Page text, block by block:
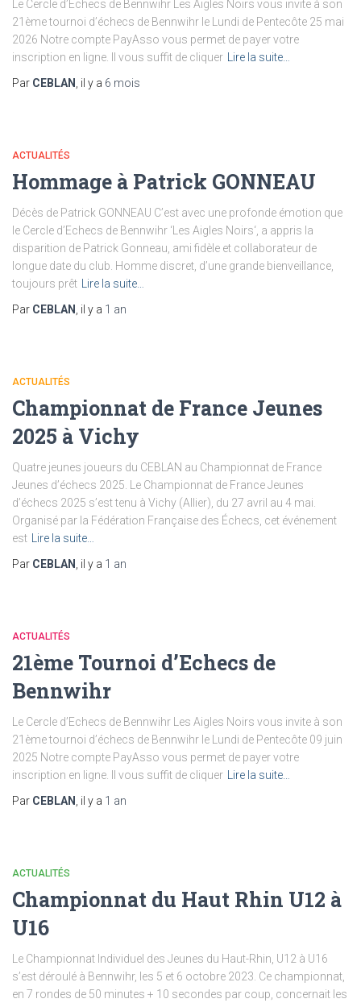
Le Cercle d’Echecs de Bennwihr Les Aigles Noirs vous invite à son
21ème tournoi d’échecs de Bennwihr le Lundi de Pentecôte 25 mai
2026 Notre compte PayAsso vous permet de payer votre
inscription en ligne. Il vous suffit de cliquer
Lire la suite…
Par CEBLAN , il y a 6 mois
ACTUALITÉS
Hommage à Patrick GONNEAU
Décès de Patrick GONNEAU C’est avec une profonde émotion que
le Cercle d’Echecs de Bennwihr ‘Les Aigles Noirs‘, a appris la
disparition de Patrick Gonneau, ami fidèle et collaborateur de
longue date du club. Homme discret, d’une grande bienveillance,
toujours prêt
Lire la suite…
Par CEBLAN , il y a 1 an
ACTUALITÉS
Championnat de France Jeunes
2025 à Vichy
Quatre jeunes joueurs du CEBLAN au Championnat de France
Jeunes d’échecs 2025. Le Championnat de France Jeunes
d’échecs 2025 s’est tenu à Vichy (Allier), du 27 avril au 4 mai.
Organisé par la Fédération Française des Échecs, cet événement
est
Lire la suite…
Par CEBLAN , il y a 1 an
ACTUALITÉS
21ème Tournoi d’Echecs de
Bennwihr
Le Cercle d’Echecs de Bennwihr Les Aigles Noirs vous invite à son
21ème tournoi d’échecs de Bennwihr le Lundi de Pentecôte 09 juin
2025 Notre compte PayAsso vous permet de payer votre
inscription en ligne. Il vous suffit de cliquer
Lire la suite…
Par CEBLAN , il y a 1 an
ACTUALITÉS
Championnat du Haut Rhin U12 à
U16
Le Championnat Individuel des Jeunes du Haut-Rhin, U12 à U16
s’est déroulé à Bennwihr, les 5 et 6 octobre 2023. Ce championnat,
en 7 rondes de 50 minutes + 10 secondes par coup, concernait les